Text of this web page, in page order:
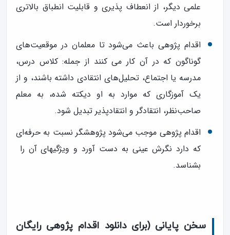
علمى دیگر، از انعطاف پذیرى و قابلیت انطباق بالاتری
برخوردار است.
اقدام پژوهى باعث مى‌شود تا معلمان در موقعیت‌های
گوناگون كه در آن كار مى كنند از جمله: كلاس درس،
مدرسه یا اجتماع، تحلیل‌هاى انتقادى داشته باشند، و از
یک آموزگاری که موارد به او دیکته شده، به معلم
صاحب‌نظر، انتقادگر و انتقادپذیر تبدیل شود.
اقدام پژوهی موجب می‌شود پژوهشگر نسبت به حرفه‌ای
که دارد نگرش عینى به دست آورد و ویژگیهای آن را
بشناسد.
سخن پایانی (برای دانلود اقدام پژوهی رایگان